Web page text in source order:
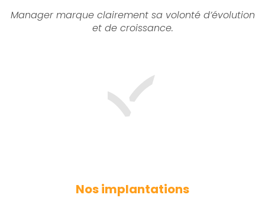
Manager marque clairement sa volonté d’évolution
et de croissance.
Nos implantations